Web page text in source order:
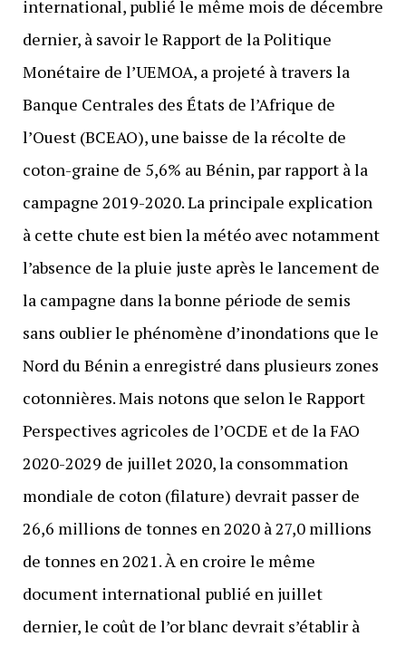
international, publié le même mois de décembre
dernier, à savoir le Rapport de la Politique
Monétaire de l’UEMOA, a projeté à travers la
Banque Centrales des États de l’Afrique de
l’Ouest (BCEAO), une baisse de la récolte de
coton-graine de 5,6% au Bénin, par rapport à la
campagne 2019-2020. La principale explication
à cette chute est bien la météo avec notamment
l’absence de la pluie juste après le lancement de
la campagne dans la bonne période de semis
sans oublier le phénomène d’inondations que le
Nord du Bénin a enregistré dans plusieurs zones
cotonnières. Mais notons que selon le Rapport
Perspectives agricoles de l’OCDE et de la FAO
2020-2029 de juillet 2020, la consommation
mondiale de coton (filature) devrait passer de
26,6 millions de tonnes en 2020 à 27,0 millions
de tonnes en 2021. À en croire le même
document international publié en juillet
dernier, le coût de l’or blanc devrait s’établir à